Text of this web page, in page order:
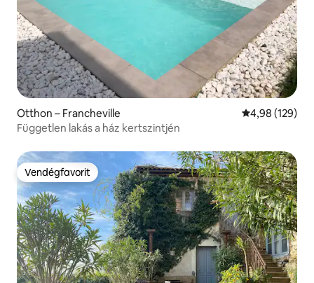
Otthon – Francheville Átlagos
4,98 (129)
Független lakás a ház kertszintjén
Vendégfavorit
Vendégfavorit